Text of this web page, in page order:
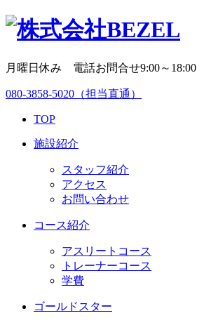
月曜日休み 電話お問合せ9:00～18:00
080-3858-5020 （担当直通）
TOP
施設紹介
スタッフ紹介
アクセス
お問い合わせ
コース紹介
アスリートコース
トレーナーコース
学費
ゴールドスター